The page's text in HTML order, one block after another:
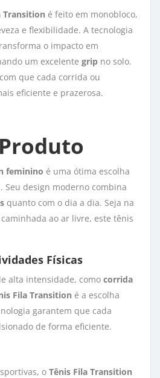
Transition é feito em monobloco,
e flexibilidade. A tecnologia
o impacto em
um excelente grip no solo.
que cada corrida ou
eficiente e prazerosa.
feminino é uma ótima escolha
Seu design moderno combina
quanto com o dia a dia. Seja na
ao ar livre, este tênis
Físicas
alta intensidade, como corrida
Fila Transition é a escolha
garantem que cada
de forma eficiente.
o Tênis Fila Transition